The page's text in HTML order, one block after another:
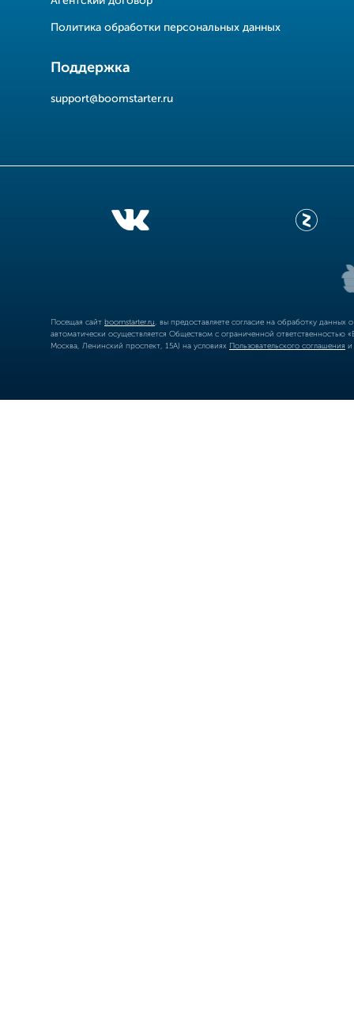
Политика обработки персональных данных
Поддержка
support@boomstarter.ru
Посещая сайт boomstarter.ru , вы предоставляете согласие на обработку
автоматически осуществляется Обществом с ограниченной
Москва, Ленинский проспект, 15А) на условиях Пользовательского соглашения и